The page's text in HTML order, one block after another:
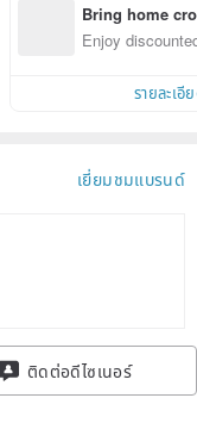
Bring home
n with ease
Enjoy
รายละเอี
เยี่ยมชมแบรนด์
ติดต่อดีไซเนอร์